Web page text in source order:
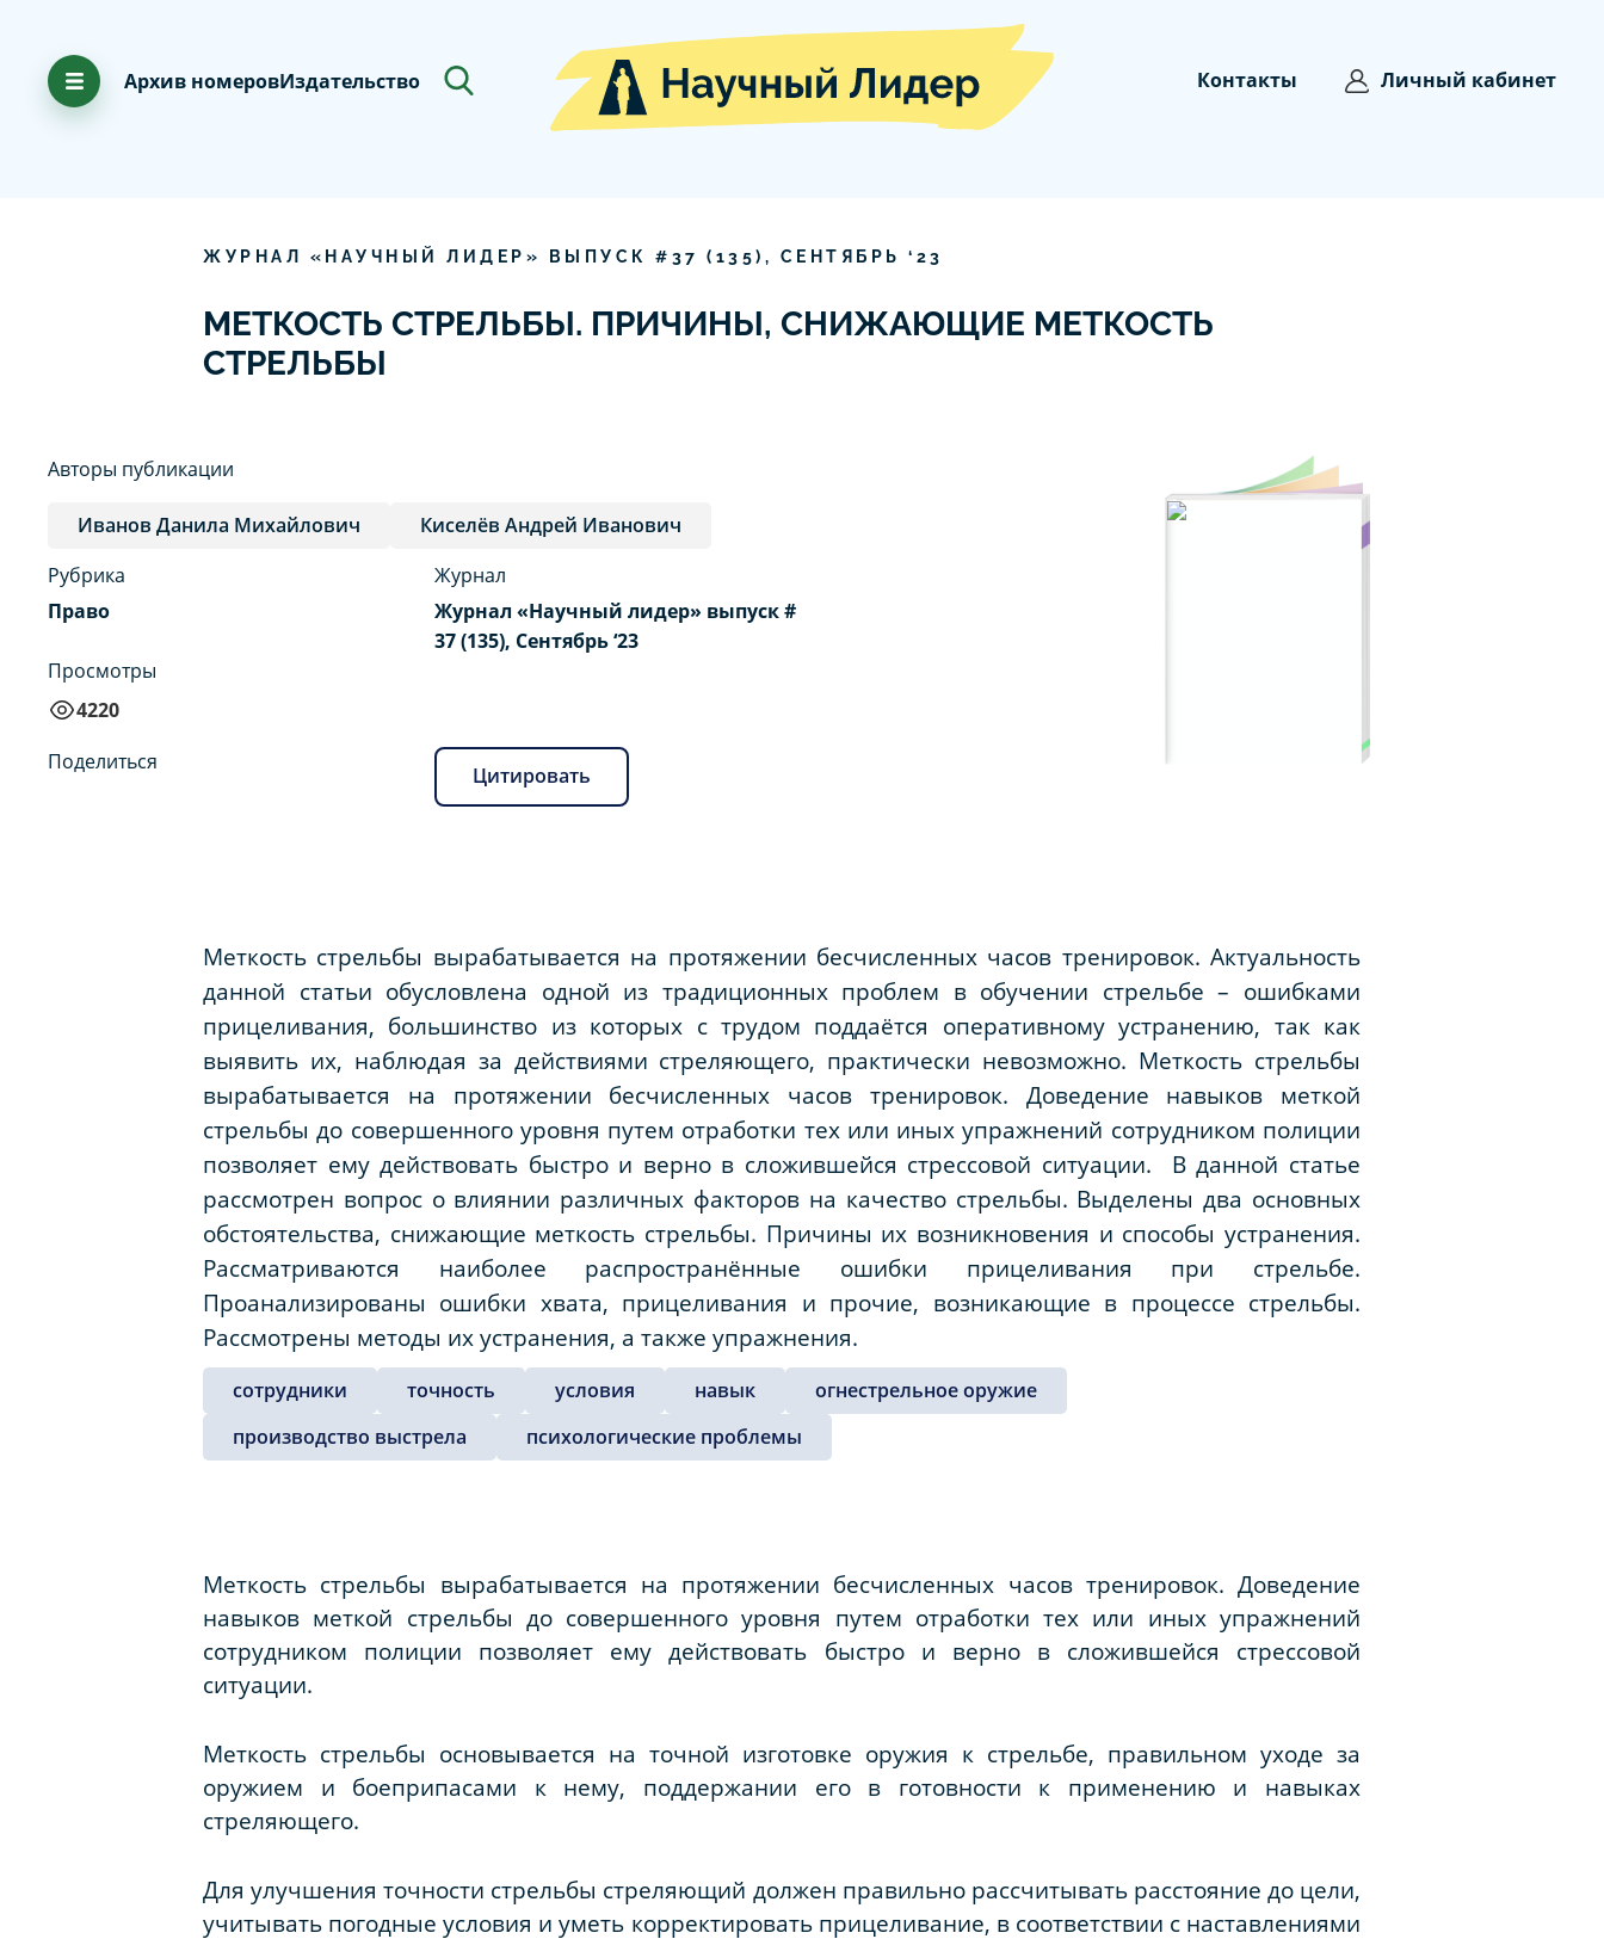
Архив номеровИздательство Контакты Личный кабинет
ЖУРНАЛ «НАУЧНЫЙ ЛИДЕР» ВЫПУСК # 37 ( 135), СЕНТЯБРЬ ‘ 23
МЕТКОСТЬ СТРЕЛЬБЫ. ПРИЧИНЫ, СНИЖАЮЩИЕ МЕТКОСТЬ
СТРЕЛЬБЫ
Авторы публикации
Иванов Данила Михайлович
Киселёв Андрей Иванович
Рубрика
Право
Просмотры
4220
Журнал
Журнал «Научный лидер» выпуск #
37 (135), Сентябрь ‘23
Поделиться
Цитировать
Меткость стрельбы вырабатывается на протяжении бесчисленных часов тренировок. Актуальность
данной статьи обусловлена одной из традиционных проблем в обучении стрельбе – ошибками
прицеливания, большинство из которых с трудом поддаётся оперативному устранению, так как
выявить их, наблюдая за действиями стреляющего, практически невозможно. Меткость стрельбы
вырабатывается на протяжении бесчисленных часов тренировок. Доведение навыков меткой
стрельбы до совершенного уровня путем отработки тех или иных упражнений сотрудником полиции
позволяет ему действовать быстро и верно в сложившейся стрессовой ситуации. В данной статье
рассмотрен вопрос о влиянии различных факторов на качество стрельбы. Выделены два основных
обстоятельства, снижающие меткость стрельбы. Причины их возникновения и способы устранения.
Рассматриваются наиболее распространённые ошибки прицеливания при стрельбе.
Проанализированы ошибки хвата, прицеливания и прочие, возникающие в процессе стрельбы.
Рассмотрены методы их устранения, а также упражнения.
сотрудники точность условия навык
огнестрельное оружие
производство выстрела
психологические проблемы
Меткость стрельбы вырабатывается на протяжении бесчисленных часов тренировок. Доведение
навыков меткой стрельбы до совершенного уровня путем отработки тех или иных упражнений
сотрудником полиции позволяет ему действовать быстро и верно в сложившейся стрессовой
ситуации.
Меткость стрельбы основывается на точной изготовке оружия к стрельбе, правильном уходе за
оружием и боеприпасами к нему, поддержании его в готовности к применению и навыках
стреляющего.
Для улучшения точности стрельбы стреляющий должен правильно рассчитывать расстояние до цели,
учитывать погодные условия и уметь корректировать прицеливание, в соответствии с наставлениями